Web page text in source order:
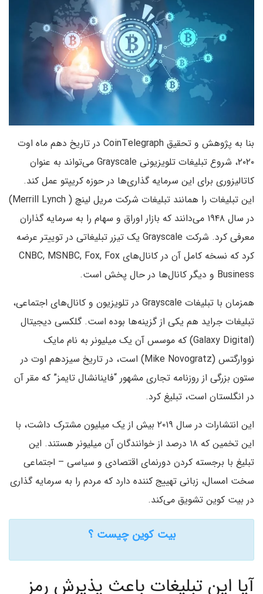
بنا به پژوهش و تحقیق CoinTelegraph در تاریخ دهم ماه اوت
۲۰۲۰، شروع تبلیغات تلویزیونی Grayscale می­‌تواند به عنوان
کاتالیزوری برای این سرمایه­ گذاری­‌ها در حوزه کریپتو عمل کند.
این تبلیغات را همانند تبلیغات شرکت مریل لینچ ( Merrill Lynch)
در سال ۱۹۴۸ می‌دانند که بازار اوراق و سهام را به سرمایه­ گذاران
معرفی کرد. شرکت Grayscale یک تیزر تبلیغاتی در توییتر عرضه
کرد که نسخه کامل آن در کانال­‌های CNBC, MSNBC, Fox, Fox
Business و دیگر کانال‌ها در حال پخش است.
همزمان با تبلیغات Grayscale در تلویزیون و کانال­‌های اجتماعی،
تبلیغات جراید هم یکی از گزینه‌­ها بوده است. گلکسی دیجیتال
(Galaxy Digital) که موسس آن یک میلیونر به نام مایک
نووارگتس (Mike Novogratz) است، در تاریخ سیزدهم اوت در
ستون بزرگی از روزنامه تجاری مشهور “فاینانشال تایمز” که مقر آن
در انگلستان است، تبلیغ کرد.
این انتشارات در سال ۲۰۱۹ بیش از یک میلیون مشترک داشت، با
این تخمین که ۱۸ درصد از خوانندگان آن میلیونر هستند. این
تبلیغ با برجسته کردن دورنمای اقتصادی و سیاسی – اجتماعی
سخت امسال، زبانی تهییج کننده دارد که مردم را به سرمایه­ گذاری
در بیت کوین تشویق می­‌کند.
بیت کوین چیست ؟
آیا این تبلیغات باعث پذیرش رمز